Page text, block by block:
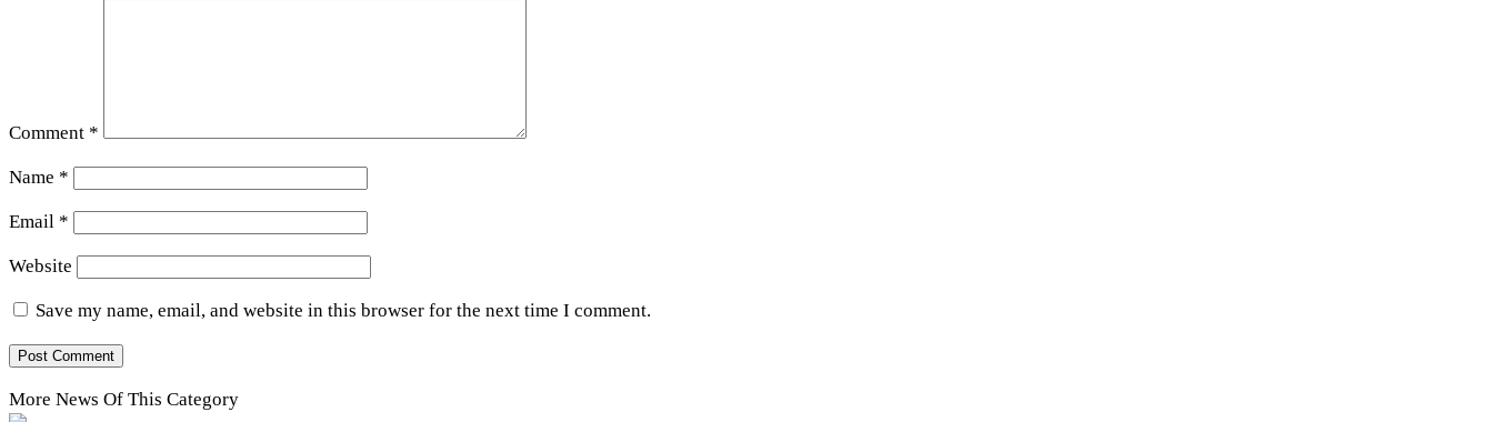
Comment *
Name *
Email *
Website
Save my name, email, and website in this browser for the next time I comment.
More News Of This Category